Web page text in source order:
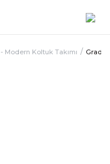
- Modern Koltuk Takımı Grado